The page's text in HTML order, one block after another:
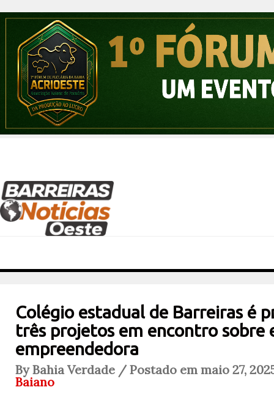
Colégio estadual de Barreiras é
três projetos em encontro sobre
empreendedora
By Bahia Verdade / Postado em maio 27,
Baiano